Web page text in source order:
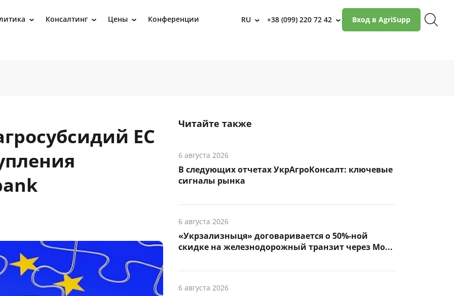
› Консалтинг › Цены › Конференции RU › +38 (099) 220 72 42 › Вход в AgriSupp
ЕС
Читайте также
6 августа 2026
В следующих отчетах УкрАгроКонсалт: ключевые
сигналы рынка
6 августа 2026
«Укрзализныця» договаривается о 50%-ной
скидке на железнодорожный транзит через Мо...
6 августа 2026